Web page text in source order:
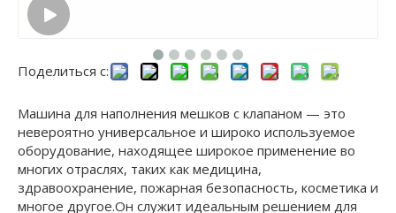
Поделиться с:
Машина для наполнения мешков с клапаном — это
невероятно универсальное и широко используемое
оборудование, находящее широкое применение во
многих отраслях, таких как медицина,
здравоохранение, пожарная безопасность, косметика и
многое другое.Он служит идеальным решением для